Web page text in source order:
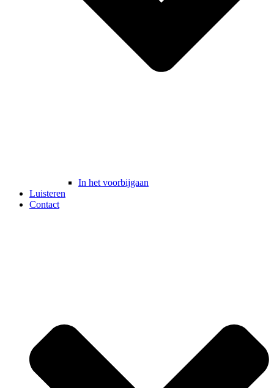
In het voorbijgaan
Luisteren
Contact